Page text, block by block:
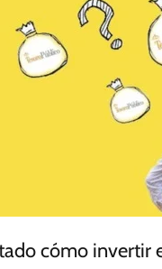
cómo invertir